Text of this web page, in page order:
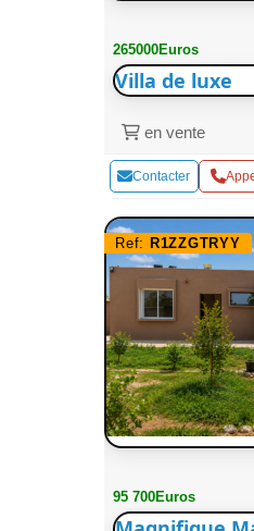
265000Euros
Villa de luxe
en vente
Contacter
Ref: R1ZZGTRYY
95 700Euros